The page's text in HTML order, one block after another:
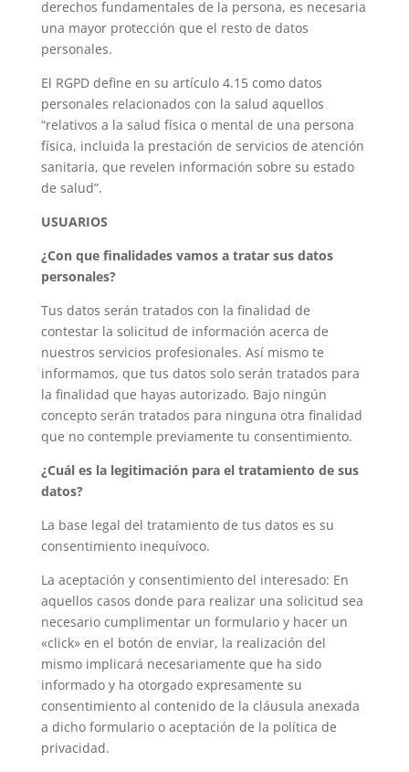
derechos fundamentales de la persona, es necesaria
una mayor protección que el resto de datos
personales.
El RGPD define en su artículo 4.15 como datos
personales relacionados con la salud aquellos
“relativos a la salud física o mental de una persona
física, incluida la prestación de servicios de atención
sanitaria, que revelen información sobre su estado
de salud”.
USUARIOS
¿Con que finalidades vamos a tratar sus datos
personales?
Tus datos serán tratados con la finalidad de
contestar la solicitud de información acerca de
nuestros servicios profesionales. Así mismo te
informamos, que tus datos solo serán tratados para
la finalidad que hayas autorizado. Bajo ningún
concepto serán tratados para ninguna otra finalidad
que no contemple previamente tu consentimiento.
¿Cuál es la legitimación para el tratamiento de sus
datos?
La base legal del tratamiento de tus datos es su
consentimiento inequívoco.
La aceptación y consentimiento del interesado: En
aquellos casos donde para realizar una solicitud sea
necesario cumplimentar un formulario y hacer un
«click» en el botón de enviar, la realización del
mismo implicará necesariamente que ha sido
informado y ha otorgado expresamente su
consentimiento al contenido de la cláusula anexada
a dicho formulario o aceptación de la política de
privacidad.